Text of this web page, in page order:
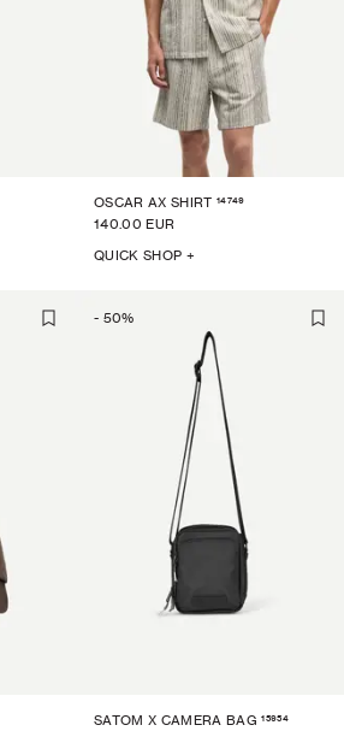
OSCAR AX SHIRT 14749
140.00 EUR
QUICK SHOP +
- 50%
SATOM X CAMERA BAG 15954